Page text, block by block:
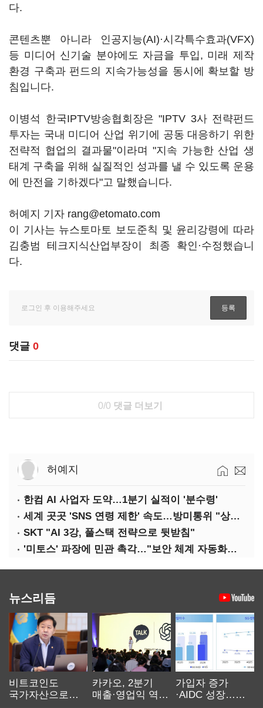
다.
콘텐츠뿐 아니라 인공지능(AI)·시각특수효과(VFX)
등 미디어 신기술 분야에도 자금을 투입, 미래 제작
환경 구축과 펀드의 지속가능성을 동시에 확보할 방
침입니다.
이병석 한국IPTV방송협회장은 "IPTV 3사 전략펀드
투자는 국내 미디어 산업 위기에 공동 대응하기 위한
전략적 협업의 결과물"이라며 "지속 가능한 산업 생
태계 구축을 위해 실질적인 성과를 낼 수 있도록 운용
에 만전을 기하겠다"고 말했습니다.
허예지 기자 rang@etomato.com
이 기사는 뉴스토마토 보도준칙 및 윤리강령에 따라
김충범 테크지식산업부장이 최종 확인·수정했습니
다.
댓글 0
0/0 댓글 더보기
허예지
한컴 AI 사업자 도약…1분기 실적이 '분수령'
세계 곳곳 'SNS 연령 제한' 속도…방미통위 "상반기 중 의견수렴"
SKT "AI 3강, 풀스택 전략으로 뒷받침"
'미토스' 파장에 민관 촉각…"보안 체계 자동화로 대응해야"
뉴스리듬
비트코인도
국가자산으로…'
카카오, 2분기
매출·영업익 역대
가입자 증가
·AIDC 성장…